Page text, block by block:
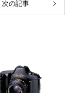
次の記事